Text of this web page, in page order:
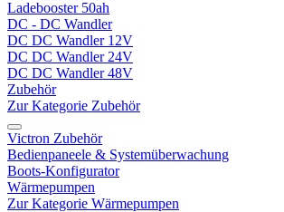
Ladebooster 50ah
DC - DC Wandler
DC DC Wandler 12V
DC DC Wandler 24V
DC DC Wandler 48V
Zubehör
Zur Kategorie Zubehör
Victron Zubehör
Bedienpaneele & Systemüberwachung
Boots-Konfigurator
Wärmepumpen
Zur Kategorie Wärmepumpen